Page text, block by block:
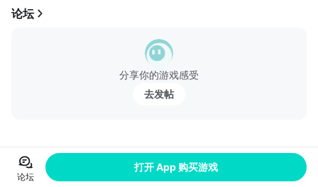
临。
开罗回归 启程新乐园# 我们为您准备了以下优化： 【新增云存
档功能】 每个存档都是宝贵的，它承载的不仅是数据，还有我
们的回忆。不用再担心更换手机或不小心卸载游戏而丢失存档
了，放心去玩吧！ 【新增微社区功能】 游戏攻略，大神动态，
游戏内直接看，打破游戏间的隔阂！这个社区，属于所有开罗玩
微博关注：@开罗游戏kairosoft 小红书关注：@开罗游戏kairos
论坛
分享你的游戏感受
去发帖
详细信息
联网 App
是
论坛
打开 App 购买游戏